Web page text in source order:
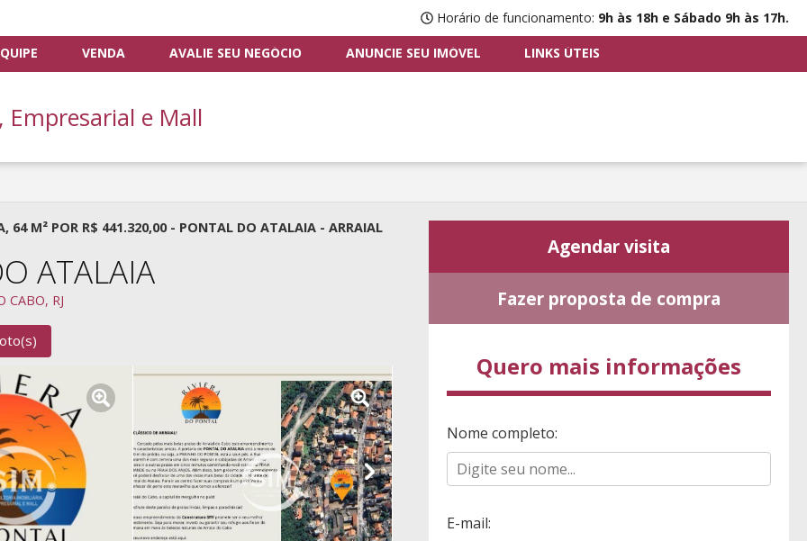
Horário de funcionamento: 9h às 18h e Sábado 9h às 17h.
VENDA AVALIE SEU NEGÓCIO ANUNCIE SEU IMÓVEL LINKS ÚTEIS
e Mall
64 M² POR R$ 441.320,00 - PONTAL DO ATALAIA - ARRAIAL
ATALAIA
CABO, RJ
Agendar visita
Fazer proposta de compra
Quero mais informações
Nome completo:
E-mail: